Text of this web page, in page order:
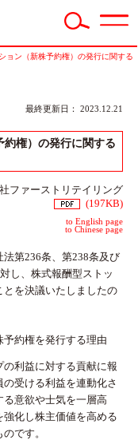
ョン（新株予約権）の発行に関する
最終更新日： 2023.12.21
権）の発行に関する
ファーストリテイリング
(197KB)
to English page
to Chinese page
第236条、第238条及び
し、株式報酬型ストッ
を決議いたしましたの
予約権を発行する理由
利益に対する貢献に報
受ける利益を連動化さ
意欲や士気を一層高
化し株主価値を高める
です。